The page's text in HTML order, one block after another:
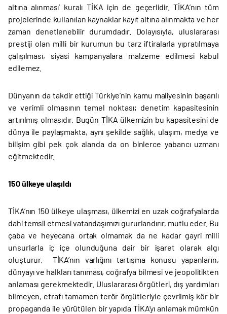
altına alınması’ kuralı TİKA için de geçerlidir. TİKA’nın tüm
projelerinde kullanılan kaynaklar kayıt altına alınmakta ve her
zaman denetlenebilir durumdadır. Dolayısıyla, uluslararası
prestiji olan milli bir kurumun bu tarz iftiralarla yıpratılmaya
çalışılması, siyasi kampanyalara malzeme edilmesi kabul
edilemez.
Dünyanın da takdir ettiği Türkiye’nin kamu maliyesinin başarılı
ve verimli olmasının temel noktası; denetim kapasitesinin
artırılmış olmasıdır. Bugün TİKA ülkemizin bu kapasitesini de
dünya ile paylaşmakta, aynı şekilde sağlık, ulaşım, medya ve
bilişim gibi pek çok alanda da on binlerce yabancı uzmanı
eğitmektedir.
150 ülkeye ulaşıldı
TİKA’nın 150 ülkeye ulaşması, ülkemizi en uzak coğrafyalarda
dahi temsil etmesi vatandaşımızı gururlandırır, mutlu eder. Bu
çaba ve heyecana ortak olmamak da ne kadar gayri milli
unsurlarla iç içe olunduğuna dair bir işaret olarak algı
oluşturur. TİKA’nın varlığını tartışma konusu yapanların,
dünyayı ve halkları tanıması, coğrafya bilmesi ve jeopolitikten
anlaması gerekmektedir. Uluslararası örgütleri, dış yardımları
bilmeyen, etrafı tamamen terör örgütleriyle çevrilmiş kör bir
propaganda ile yürütülen bir yapıda TİKA’yı anlamak mümkün